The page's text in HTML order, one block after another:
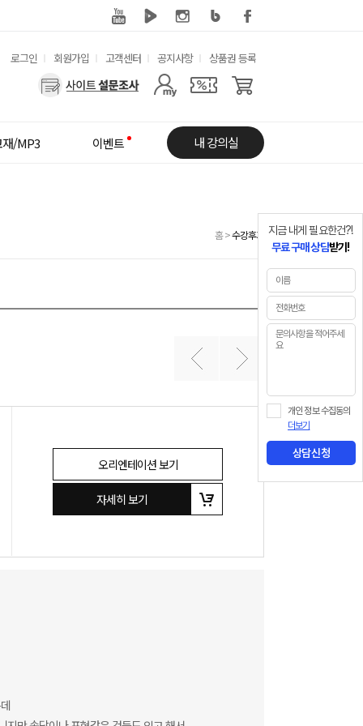
유
뉴
로그인 회원가입 고객센터 공지사항 상품권 등록
사
메
/MP3 이벤트 내 강의실
홈>수강후기
오리엔테이션 보기
자세히 보기
지금 내게 필요한건?!
무료 구매 상담받기!
개인 정보 수집동의
더보기
상담신청